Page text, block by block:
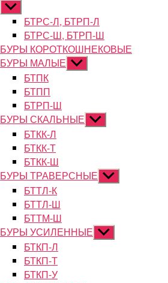
Показывать
подменюБТРС-Л, БТРП-Л
БТРС-Ш, БТРП-Ш
БУРЫ КОРОТКОШНЕКОВЫЕ
БУРЫ МАЛЫЕ Показывать
подменю
БТПК
БТПП
БТРП-Ш
БУРЫ СКАЛЬНЫЕ Показывать
подменю
БТКК-Л
БТКК-Т
БТКК-Ш
БУРЫ ТРАВЕРСНЫЕ Показывать
подменю
БТТЛ-К
БТТЛ-Ш
БТТМ-Ш
БУРЫ УСИЛЕННЫЕ Показывать
подменю
БТКП-Л
БТКП-Т
БТКП-У